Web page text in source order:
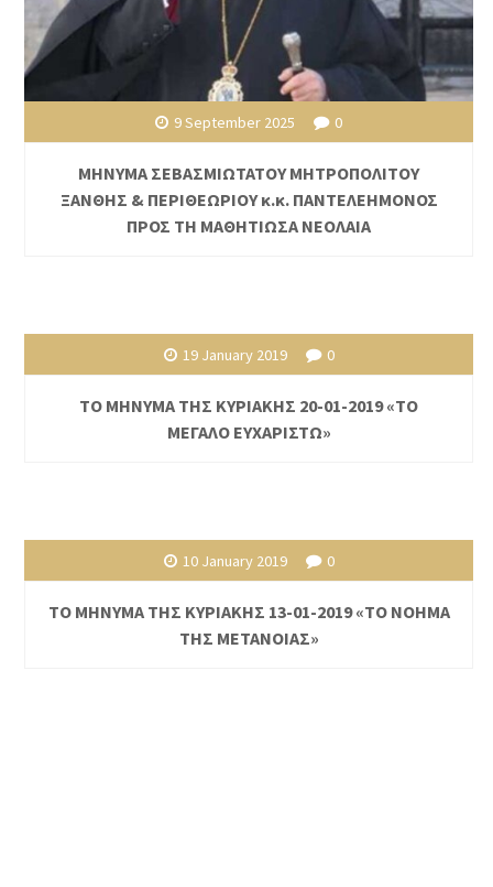
9 September 2025 0
ΜΗΝΥΜΑ ΣΕΒΑΣΜΙΩΤΑΤΟΥ ΜΗΤΡΟΠΟΛΙΤΟΥ
ΞΑΝΘΗΣ & ΠΕΡΙΘΕΩΡΙΟΥ κ.κ. ΠΑΝΤΕΛΕΗΜΟΝΟΣ
ΠΡΟΣ ΤΗ ΜΑΘΗΤΙΩΣΑ ΝΕΟΛΑΙΑ
19 January 2019 0
ΤΟ ΜΗΝΥΜΑ ΤΗΣ ΚΥΡΙΑΚΗΣ 20-01-2019 «ΤΟ
ΜΕΓΑΛΟ ΕΥΧΑΡΙΣΤΩ»
10 January 2019 0
ΤΟ ΜΗΝΥΜΑ ΤΗΣ ΚΥΡΙΑΚΗΣ 13-01-2019 «ΤΟ ΝΟΗΜΑ
ΤΗΣ ΜΕΤΑΝΟΙΑΣ»